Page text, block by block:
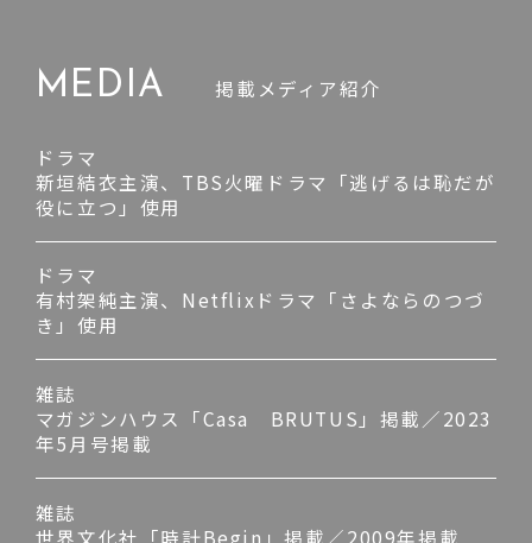
MEDIA 掲載メディア紹介
ドラマ
新垣結衣主演、TBS火曜ドラマ「逃げるは恥だが
役に立つ」使用
ドラマ
有村架純主演、Netflixドラマ「さよならのつづ
き」使用
雑誌
マガジンハウス「Casa BRUTUS」掲載／2023
年5月号掲載
雑誌
世界文化社「時計Begin」掲載／2009年掲載